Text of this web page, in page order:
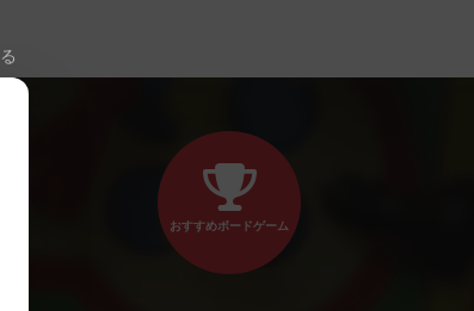
おすすめボードゲーム